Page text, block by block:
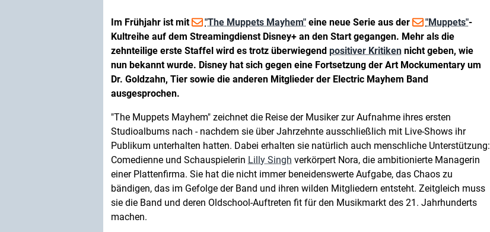
Im Frühjahr ist mit "The Muppets Mayhem" eine neue Serie aus der "Muppets"-
Kultreihe auf dem Streamingdienst Disney+ an den Start gegangen. Mehr als die
zehnteilige erste Staffel wird es trotz überwiegend positiver Kritiken nicht geben, wie
nun bekannt wurde. Disney hat sich gegen eine Fortsetzung der Art Mockumentary um
Dr. Goldzahn, Tier sowie die anderen Mitglieder der Electric Mayhem Band
ausgesprochen.
"The Muppets Mayhem" zeichnet die Reise der Musiker zur Aufnahme ihres ersten
Studioalbums nach - nachdem sie über Jahrzehnte ausschließlich mit Live-Shows ihr
Publikum unterhalten hatten. Dabei erhalten sie natürlich auch menschliche Unterstützung:
Comedienne und Schauspielerin Lilly Singh verkörpert Nora, die ambitionierte Managerin
einer Plattenfirma. Sie hat die nicht immer beneidenswerte Aufgabe, das Chaos zu
bändigen, das im Gefolge der Band und ihren wilden Mitgliedern entsteht. Zeitgleich muss
sie die Band und deren Oldschool-Auftreten fit für den Musikmarkt des 21. Jahrhunderts
machen.